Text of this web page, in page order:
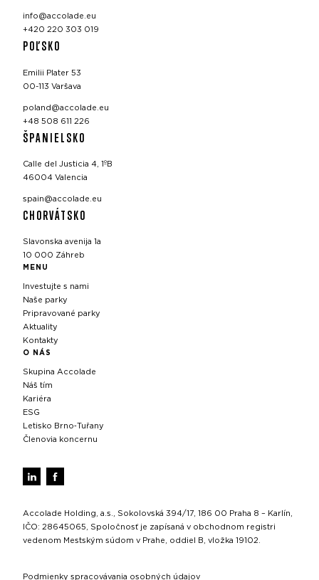
info@accolade.eu
+420 220 303 019
POĽSKO
Emilii Plater 53
00-113 Varšava
poland@accolade.eu
+48 508 611 226
ŠPANIELSKO
Calle del Justicia 4, 1ºB
46004 Valencia
spain@accolade.eu
CHORVÁTSKO
Slavonska avenija 1a
10 000 Záhreb
MENU
Investujte s nami
Naše parky
Pripravované parky
Aktuality
Kontakty
O NÁS
Skupina Accolade
Náš tím
Kariéra
ESG
Letisko Brno‑Tuřany
Členovia koncernu
Accolade Holding, a.s., Sokolovská 394/17, 186 00 Praha 8 – Karlín,
IČO: 28645065, Spoločnosť je zapísaná v obchodnom registri
vedenom Mestským súdom v Prahe, oddiel B, vložka 19102.
Podmienky spracovávania osobných údajov